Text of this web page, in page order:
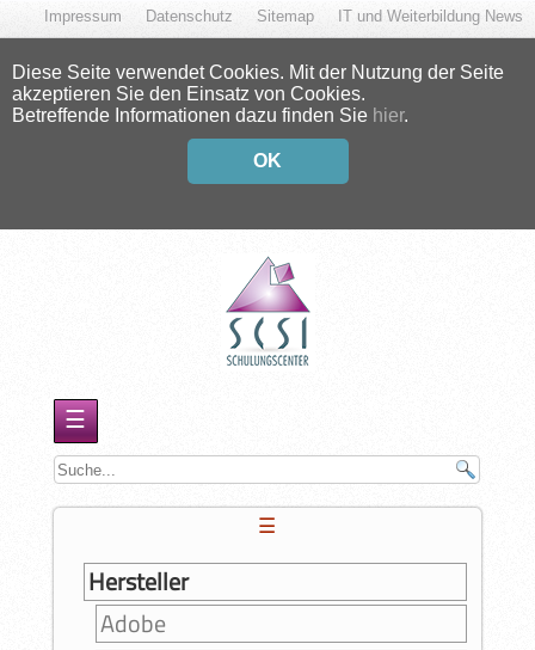
IT und Weiterbildung News
Sitemap
Datenschutz
Impressum
Diese Seite verwendet Cookies. Mit der Nutzung der Seite
akzeptieren Sie den Einsatz von Cookies.
Betreffende Informationen dazu finden Sie hier.
OK
☰
☰
Hersteller
Adobe